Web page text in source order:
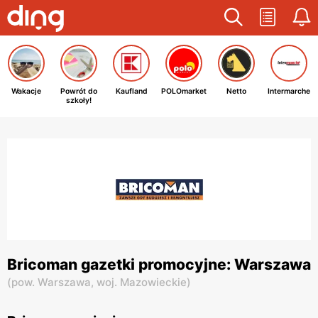
Wakacje
Powrót do
szkoły!
Kaufland POLOmarket Netto Intermarche
Bricoman gazetki promocyjne: Warszawa
(pow. Warszawa, woj. Mazowieckie)